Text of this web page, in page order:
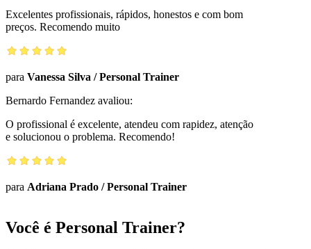
Excelentes profissionais, rápidos, honestos e com bom
preços. Recomendo muito
para Vanessa Silva /Personal Trainer
Bernardo Fernandez avaliou:
O profissional é excelente, atendeu com rapidez, atenção
e solucionou o problema. Recomendo!
para Adriana Prado /Personal Trainer
Você é Personal Trainer?